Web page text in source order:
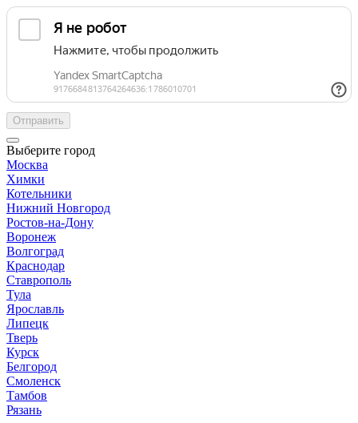
Отправить
Выберите город
Москва
Химки
Котельники
Нижний Новгород
Ростов-на-Дону
Воронеж
Волгоград
Краснодар
Ставрополь
Тула
Ярославль
Липецк
Тверь
Курск
Белгород
Смоленск
Тамбов
Рязань